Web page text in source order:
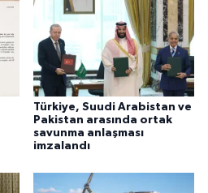
Türkiye, Suudi Arabistan ve
Pakistan arasında ortak
savunma anlaşması
imzalandı